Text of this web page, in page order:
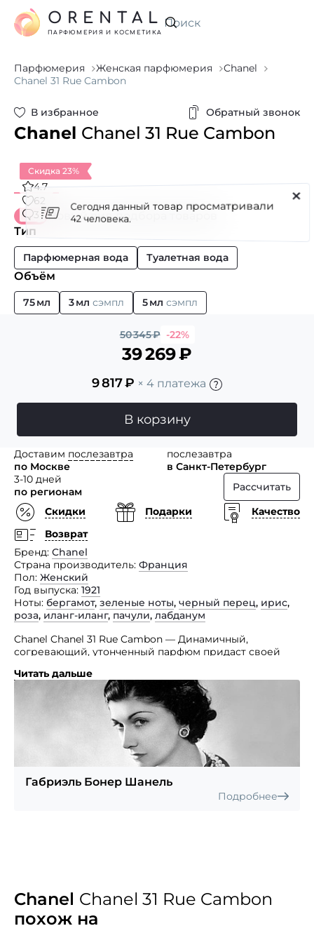
Искать
ORENTAL
ПАРФЮМЕРИЯ И КОСМЕТИКА
Парфюмерия Женская парфюмерия
Chanel
Chanel 31 Rue Cambon
В избранное Обратный звонок
Chanel Chanel 31 Rue Cambon
Скидка 23%
4.7
62
3
Сегодня данный товар просматривали
Новый вид подбора товаров
Тип
Парфюмерная вода Туалетная вода
Объём
75 мл 3 мл сэмпл 5 мл сэмпл
50 345₽ -22%
39 269₽
9 817₽ × 4 платежа
В корзину
Доставим послезавтра
по Москве
послезавтра
в Санкт-Петербург
3-10 дней
по регионам
Рассчитать
Скидки
Подарки
Качество
Возврат
Бренд Chanel
Страна производитель Франция
Пол Женский
Год выпуска 1921
Ноты бергамот, зеленые ноты, черный перец, ирис,
роза, иланг-иланг, пачули, лабданум
Chanel Chanel 31 Rue Cambon — Динамичный,
согревающий, утонченный парфюм придаст своей
Название этот парфюм получил в честь бутика,
который Коко приобрела в 1921 году. Теперь это
основной бутик знаменитого Дома моды. Аромат
духов подойдёт женщине настолько утончённой
и элегантной, что окружающие всерьёз будут считать
её особой королевских кровей. Яркая свежесть
первых нот бергамота и лимона, дополнена
пикантным штрихом — белым перцем.
Восхитительное цветочное облако нот «сердца»,
наполненное нежностью, приходит им на смену.
Читать дальше
Габриэль Бонер Шанель
Подробнее
Chanel Chanel 31 Rue Cambon
похож на